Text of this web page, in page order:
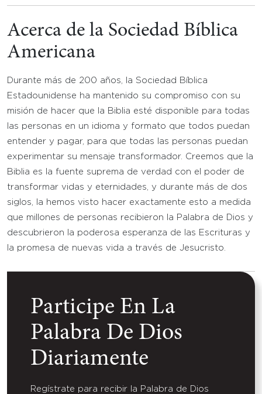
Acerca de la Sociedad Bíblica
Americana
Durante más de 200 años, la Sociedad Bíblica
Estadounidense ha mantenido su compromiso con su
misión de hacer que la Biblia esté disponible para todas
las personas en un idioma y formato que todos puedan
entender y pagar, para que todas las personas puedan
experimentar su mensaje transformador. Creemos que la
Biblia es la fuente suprema de verdad con el poder de
transformar vidas y eternidades, y durante más de dos
siglos, la hemos visto hacer exactamente esto a medida
que millones de personas recibieron la Palabra de Dios y
descubrieron la poderosa esperanza de las Escrituras y
la promesa de nuevas vida a través de Jesucristo.
Participe En La
Palabra De Dios
Diariamente
Regístrate para recibir la Palabra de Dios